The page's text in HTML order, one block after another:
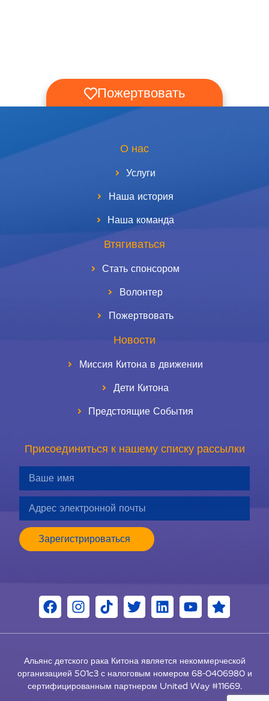
Пожертвовать
О нас
Услуги
Наша история
Наша команда
Втягиваться
Стать спонсором
Волонтер
Пожертвовать
Новости
Миссия Китона в движении
Дети Китона
Предстоящие События
Присоединиться к нашему списку рассылки
Зарегистрироваться
Альянс детского рака Китона является некоммерческой
организацией 501c3 с налоговым номером 68-0406980 и
сертифицированным партнером United Way #11669.
ES